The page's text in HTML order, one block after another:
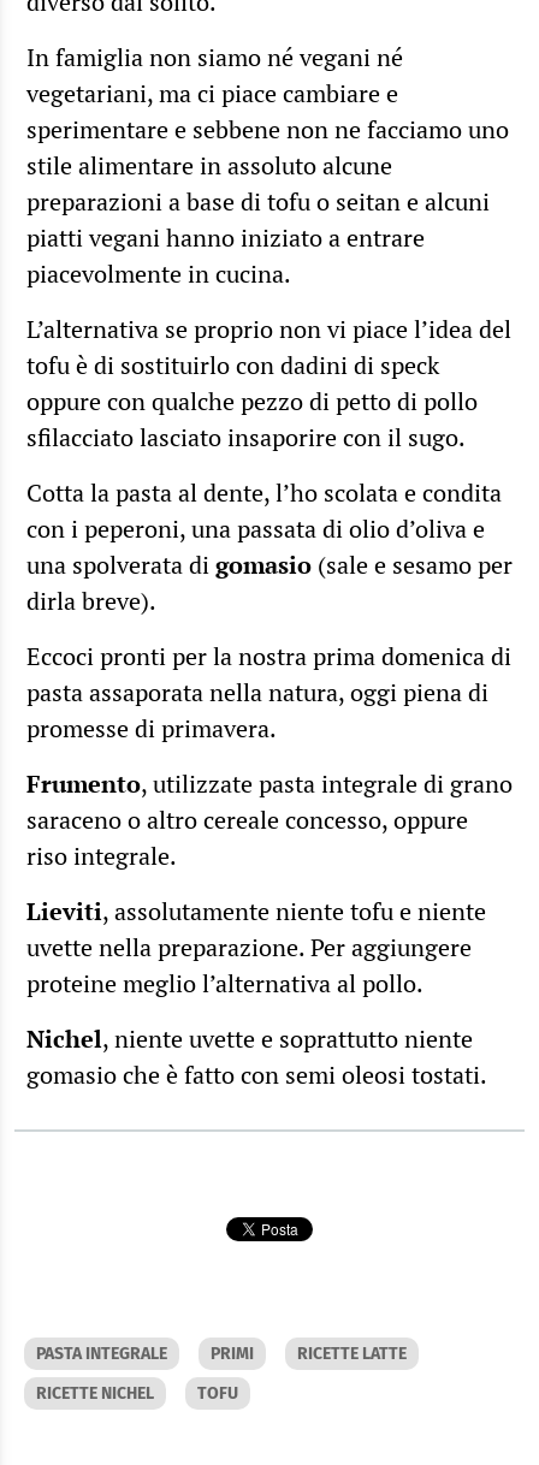
In famiglia non siamo né vegani né
vegetariani, ma ci piace cambiare e
sperimentare e sebbene non ne facciamo uno
stile alimentare in assoluto alcune
preparazioni a base di tofu o seitan e alcuni
piatti vegani hanno iniziato a entrare
piacevolmente in cucina.
L’alternativa se proprio non vi piace l’idea del
tofu è di sostituirlo con dadini di speck
oppure con qualche pezzo di petto di pollo
sfilacciato lasciato insaporire con il sugo.
Cotta la pasta al dente, l’ho scolata e condita
con i peperoni, una passata di olio d’oliva e
una spolverata digomasio (sale e sesamo per
dirla breve).
Eccoci pronti per la nostra prima domenica di
pasta assaporata nella natura, oggi piena di
promesse di primavera.
Frumento, utilizzate pasta integrale di grano
saraceno o altro cereale concesso, oppure
riso integrale.
Lieviti, assolutamente niente tofu e niente
uvette nella preparazione. Per aggiungere
proteine meglio l’alternativa al pollo.
Nichel, niente uvette e soprattutto niente
gomasio che è fatto con semi oleosi tostati.
PASTA INTEGRALE PRIMI
RICETTE LATTE
RICETTE NICHEL
TOFU